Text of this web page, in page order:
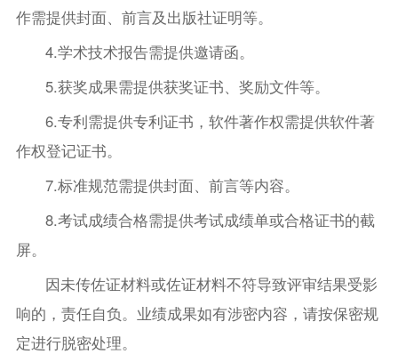
作需提供封面、前言及出版社证明等。
4.学术技术报告需提供邀请函。
5.获奖成果需提供获奖证书、奖励文件等。
6.专利需提供专利证书，软件著作权需提供软件著
作权登记证书。
7.标准规范需提供封面、前言等内容。
8.考试成绩合格需提供考试成绩单或合格证书的截
屏。
因未传佐证材料或佐证材料不符导致评审结果受影
响的，责任自负。业绩成果如有涉密内容，请按保密规
定进行脱密处理。